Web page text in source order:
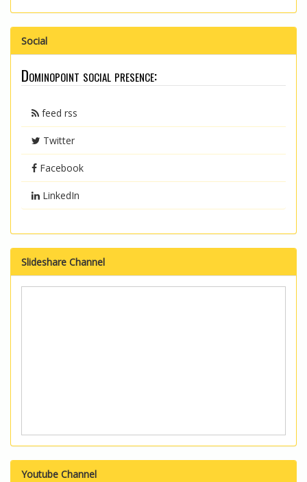
Social
Dominopoint social presence:
feed rss
Twitter
Facebook
LinkedIn
Slideshare Channel
Youtube Channel